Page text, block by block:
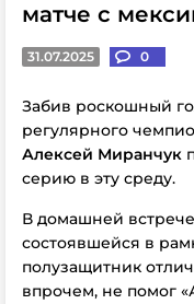
матче с
31.07.2025 0
Забив роскошный
регулярного
Алексей Миранчук
серию в эту среду.
В домашней
состоявшейся в
полузащитник
впрочем, не помог